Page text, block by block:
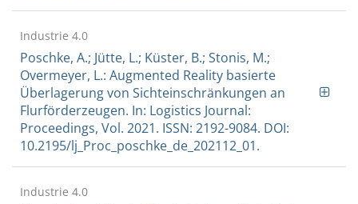
Industrie 4.0
Poschke, A.; Jütte, L.; Küster, B.; Stonis, M.;
Overmeyer, L.: Augmented Reality basierte
Überlagerung von Sichteinschränkungen an
Flurförderzeugen. In: Logistics Journal:
Proceedings, Vol. 2021. ISSN: 2192-9084. DOI:
10.2195/lj_Proc_poschke_de_202112_01.
Industrie 4.0